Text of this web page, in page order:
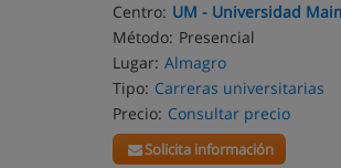
Centro: UM - Universidad
Método: Presencial
Lugar: Almagro
Tipo: Carreras universitarias
Precio: Consultar precio
Solicita información